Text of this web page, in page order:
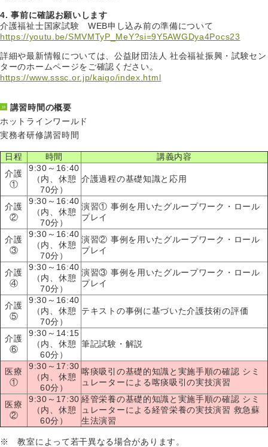
4. 事前に確認お願いします
介護福祉士国家試験 WEB申し込み前の準備について
https://youtu.be/SMVMTyP_MeY?si=9Y5AWGDya4Pocs23
詳細や最新情報については、公益財団法人 社会福祉振興・試験セン
ターのホームページをご確認ください。
https://www.sssc.or.jp/kaigo/index.html
講習時間の概要
ホットラインワールド
実務者研修講習時間
日程 時間
講義内容
介護
①
9:30～16:40
（内、休憩
70分）
介護過程の基礎知識と応用
介護
②
9:30～16:40
（内、休憩
70分）
演習① 事例を用いたグループワーク・ロール
プレイ
介護
③
9:30～16:40
（内、休憩
70分）
演習② 事例を用いたグループワーク・ロール
プレイ
介護
④
9:30～16:40
（内、休憩
70分）
演習③ 事例を用いたグループワーク・ロール
プレイ
介護
⑤
9:30～16:40
（内、休憩
70分）
テキストの事例に基づいた介護技術の評価
介護
⑥
9:30～14:15
（内、休憩
60分）
筆記試験・解説
医療
①
9:30～17:30
（内、休憩
60分）
喀痰吸引の基礎的知識と実施手順の確認 シミ
ュレーターによる喀痰吸引の実技演習
医療
②
9:30～17:30
（内、休憩
60分）
経管栄養の基礎的知識と実施手順の確認 シミ
ュレーターによる経管栄養の実技演習 救急蘇
生法演習
※ 教室によって若干異なる場合があります。